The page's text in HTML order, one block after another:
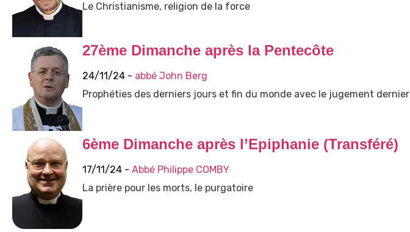
Le Christianisme, religion de la force
27ème Dimanche après la Pentecôte
24/11/24 - abbé John Berg
Prophéties des derniers jours et fin du monde avec le jugement dernier
6ème Dimanche après l’Epiphanie (Transféré)
17/11/24 - Abbé Philippe COMBY
La prière pour les morts, le purgatoire